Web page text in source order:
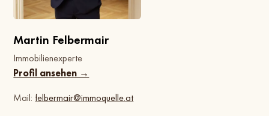
Martin Felbermair
Immobilienexperte
Profil ansehen →
Mail: felbermair@immoquelle.at